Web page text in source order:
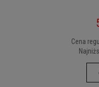
Cena